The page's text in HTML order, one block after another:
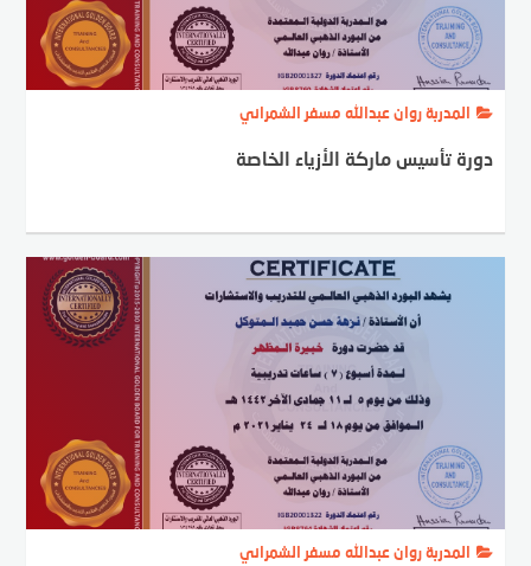
المدربة روان عبدالله مسفر الشمراني
دورة تأسيس ماركة الأزياء الخاصة
المدربة روان عبدالله مسفر الشمراني